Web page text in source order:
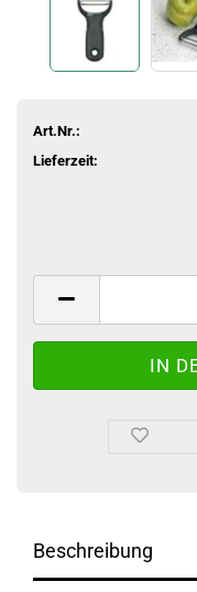
Art.Nr.:
Lieferzeit:
Beschreibung